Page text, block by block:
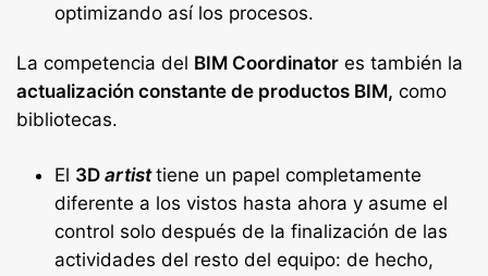
optimizando así los procesos.
La competencia del BIM Coordinator es también la
actualización constante de productos BIM, como
bibliotecas.
El 3D artist tiene un papel completamente
diferente a los vistos hasta ahora y asume el
control solo después de la finalización de las
actividades del resto del equipo: de hecho,